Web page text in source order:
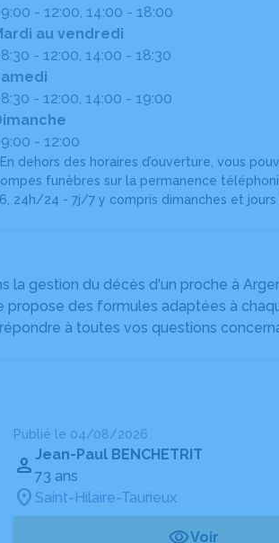
- 12:00, 14:00 - 18:00
au vendredi
- 12:00, 14:00 - 18:30
- 12:00, 14:00 - 19:00
- 12:00
dehors des horaires d’ouverture, vous
funèbres sur la permanence
24h/24 - 7j/7 y compris dimanches et jours
la gestion du décès d'un proche à
des formules adaptées à
à toutes vos questions
Publié le 04/08/2026
Jean-Paul BENCHETRIT
73 ans
Saint-Hilaire-Taurieux
Voir